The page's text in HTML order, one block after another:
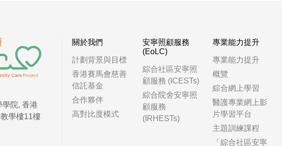
院, 香港
學樓11樓
關於我們
計劃背景與目標
香港賽馬會慈善
信託基金
合作夥伴
高對比度模式
安寧照顧服務
(EoLC)
綜合社區安寧照
顧服務 (ICESTs)
綜合院舍安寧照
顧服務
(IRHESTs)
專業能力提升
專業能力提升
概覽
綜合網上學習
醫護專業網上影
片學習平台
主題訓練課程
「綜合社區安寧